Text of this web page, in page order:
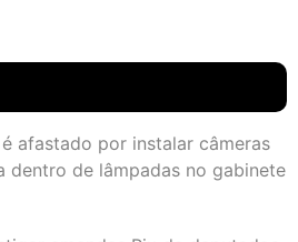
afastado por instalar câmeras
dentro de lâmpadas no gabinete